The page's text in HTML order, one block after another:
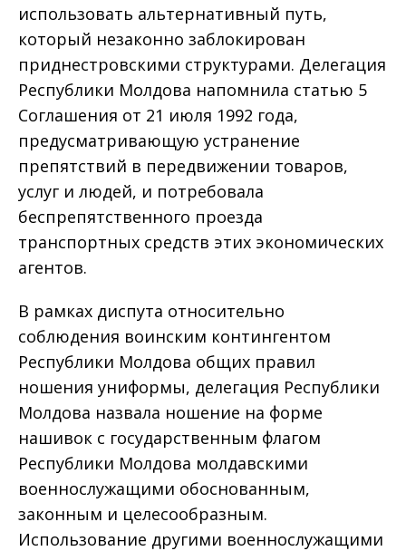
использовать альтернативный путь,
который незаконно заблокирован
приднестровскими структурами. Делегация
Республики Молдова напомнила статью 5
Соглашения от 21 июля 1992 года,
предусматривающую устранение
препятствий в передвижении товаров,
услуг и людей, и потребовала
беспрепятственного проезда
транспортных средств этих экономических
агентов.
В рамках диспута относительно
соблюдения воинским контингентом
Республики Молдова общих правил
ношения униформы, делегация Республики
Молдова назвала ношение на форме
нашивок с государственным флагом
Республики Молдова молдавскими
военнослужащими обоснованным,
законным и целесообразным.
Использование другими военнослужащими